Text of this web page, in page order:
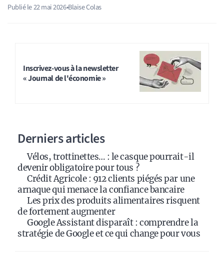
Publié le22 mai 2026•Blaise Colas
Inscrivez-vous à la newsletter
« Journal de l'économie »
Derniers articles
Vélos, trottinettes… : le casque pourrait-il
devenir obligatoire pour tous ?
Crédit Agricole : 912 clients piégés par une
arnaque qui menace la confiance bancaire
Les prix des produits alimentaires risquent
de fortement augmenter
Google Assistant disparaît : comprendre la
stratégie de Google et ce qui change pour vous